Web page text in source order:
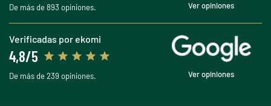
De más de 893 opiniones. Ver opiniones
Verificadas por ekomi
4,8/5
De más de 239 opiniones. Ver opiniones